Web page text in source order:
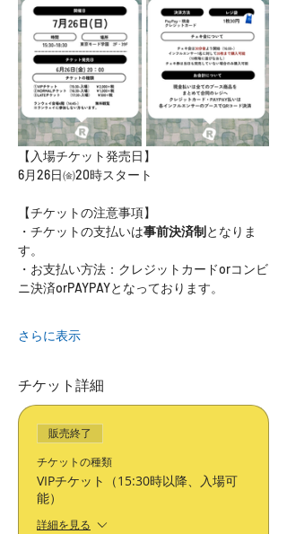
【入場チケット発売日】
6月26日㈮20時スタート
【チケットの注意事項】
・チケットの支払いは事前決済制となりま
す。
・お支払い方法：クレジットカードorコンビ
ニ決済orPAYPAYとなっております。
さらに表示
チケット詳細
販売終了
チケットの種類
VIPチケット（15:30時以降、入場可
能）
詳細を見る